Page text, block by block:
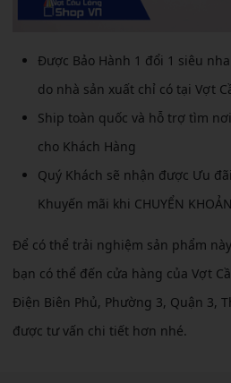
Được Bảo Hành 1 đổi 1 siêu
do nhà sản xuất chỉ có tại Vợt
Ship toàn quốc và hỗ trợ tìm
cho Khách Hàng
Quý Khách sẽ nhận được Ưu
Khuyến mãi khi CHUYỂN
Để có thể trải nghiệm sản phẩm
bạn có thể đến cửa hàng của Vợt
Điện Biên Phủ, Phường 3, Quận 3,
được tư vấn chi tiết hơn nhé.